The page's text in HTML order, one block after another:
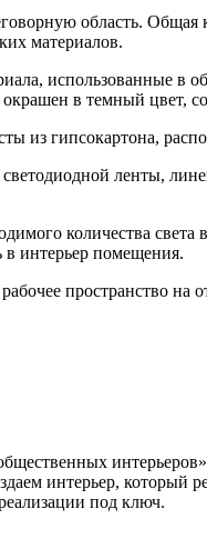
область.
материалов.
использованные в
в темный цвет,
гипсокартона,
ленты,
количества
в интерьер помещения.
пространство на
интерьер, который
под ключ.